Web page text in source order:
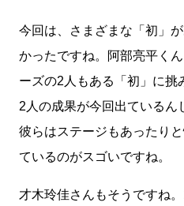
今回は、さまざまな「初」
かったですね。阿部亮平く
ーズの2人もある「初」に挑
2人の成果が今回出ているん
彼らはステージもあったり
ているのがスゴいですね。
才木玲佳さんもそうですね